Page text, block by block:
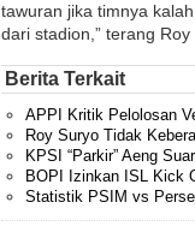
tawuran jika timnya
dari stadion,” terang Roy
Berita Terkait
APPI Kritik Pelolosan
Roy Suryo Tidak
KPSI “Parkir” Aeng
BOPI Izinkan ISL Kick
Statistik PSIM vs